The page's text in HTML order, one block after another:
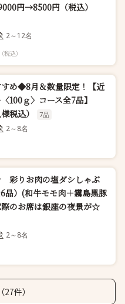
円→8500円（税込）
2～12名
（税込）
め◆8月＆数量限定！【近
100ｇ〉コース全7品】
税込）
7品
2～8名
りお肉の塩ダシしゃぶ
品）(和牛モモ肉＋霧島黒豚
のお席は銀座の夜景が☆
2～8名
件）